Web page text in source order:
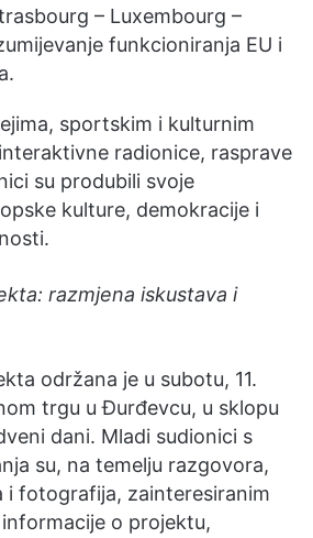
– Luxembourg –
funkcioniranja EU i
sportskim i kulturnim
radionice, rasprave
su produbili svoje
kulture, demokracije i
razmjena iskustava i
održana je u subotu, 11.
trgu u Đurđevcu, u sklopu
dani. Mladi sudionici s
su, na temelju razgovora,
i fotografija, zainteresiranim
o projektu,